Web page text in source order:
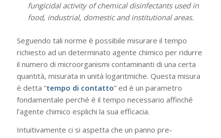
fungicidal activity of chemical disinfectants used in
food, industrial, domestic and institutional areas.
Seguendo tali norme è possibile misurare il tempo
richiesto ad un determinato agente chimico per ridurre
il numero di microorganismi contaminanti di una certa
quantità, misurata in unità logaritmiche. Questa misura
è detta “tempo di contatto” ed è un parametro
fondamentale perché è il tempo necessario affinché
l’agente chimico esplichi la sua efficacia.
Intuitivamente ci si aspetta che un panno pre-